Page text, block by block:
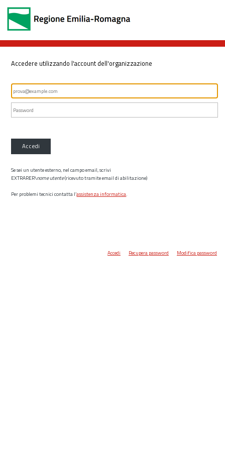
Accedere utilizzando l'account dell'organizzazione
Accedi
Se sei un utente esterno, nel campo email, scrivi
EXTRARER\nome utente(ricevuto tramite email di abilitazione)
Per problemi tecnici contatta l’assistenza informatica.
Accedi Recupera password Modifica password